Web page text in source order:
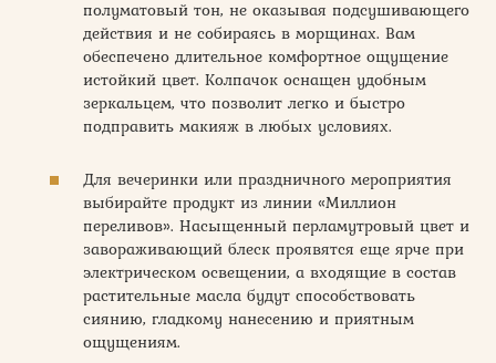
полуматовый тон, не оказывая подсушивающего
действия и не собираясь в морщинах. Вам
обеспечено длительное комфортное ощущение
истойкий цвет. Колпачок оснащен удобным
зеркальцем, что позволит легко и быстро
подправить макияж в любых условиях.
Для вечеринки или праздничного мероприятия
выбирайте продукт из линии «Миллион
переливов». Насыщенный перламутровый цвет и
завораживающий блеск проявятся еще ярче при
электрическом освещении, а входящие в состав
растительные масла будут способствовать
сиянию, гладкому нанесению и приятным
ощущениям.